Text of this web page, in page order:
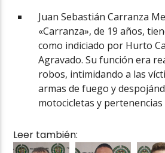
Juan Sebastián Carranza
«Carranza», de 19 años,
como indiciado por Hurto
Agravado. Su función era
robos, intimidando a las
armas de fuego y
motocicletas y
Leer también: